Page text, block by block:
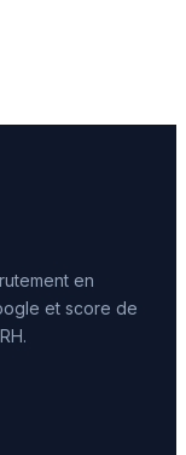
en
et score de